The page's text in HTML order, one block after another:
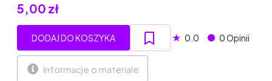
5,00 zł
DODAJ DO KOSZYKA ★ 0.0 0 Opinii
Informacje o materiale